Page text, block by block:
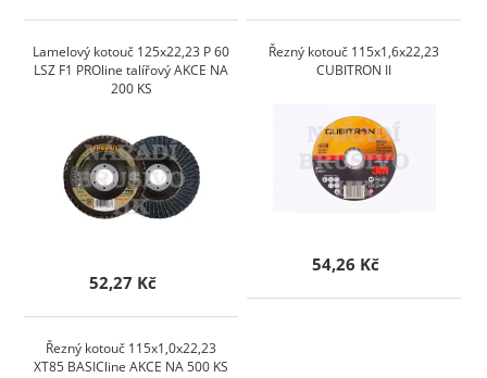
Lamelový kotouč 125x22,23 P 60
LSZ F1 PROline talířový AKCE NA
200 KS
52,27 Kč
Řezný kotouč 115x1,6x22,23
CUBITRON II
54,26 Kč
Řezný kotouč 115x1,0x22,23
XT85 BASICline AKCE NA 500 KS